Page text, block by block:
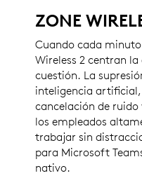
ZONE
Cuando cada
Wireless 2 centran
cuestión. La
inteligencia
cancelación de
los empleados
trabajar sin
para Microsoft
nativo.